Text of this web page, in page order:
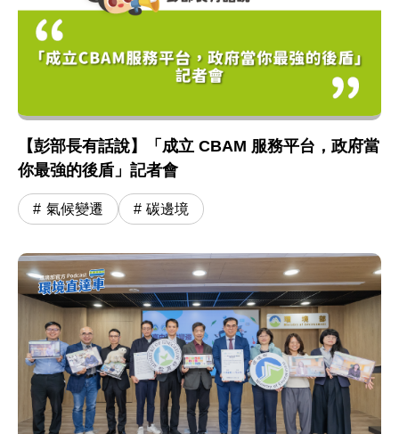
【彭部長有話說】「成立 CBAM 服務平台，政府當
你最強的後盾」記者會
氣候變遷 碳邊境